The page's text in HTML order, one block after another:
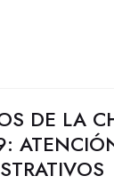
DE LA